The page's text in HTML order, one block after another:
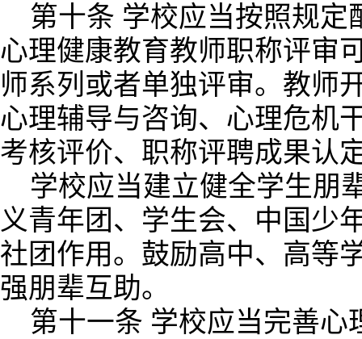
第十条 学校应当按照规
心理健康教育教师职称评审
师系列或者单独评审。教师
心理辅导与咨询、心理危机
考核评价、职称评聘成果认
学校应当建立健全学生朋
义青年团、学生会、中国少
社团作用。鼓励高中、高等
强朋辈互助。
第十一条 学校应当完善